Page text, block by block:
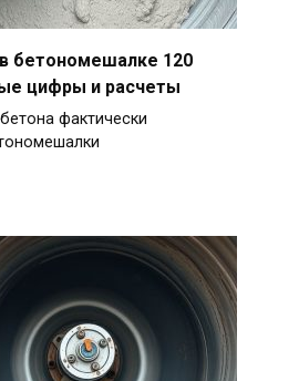
бетономешалке 120
цифры и расчеты
фактически